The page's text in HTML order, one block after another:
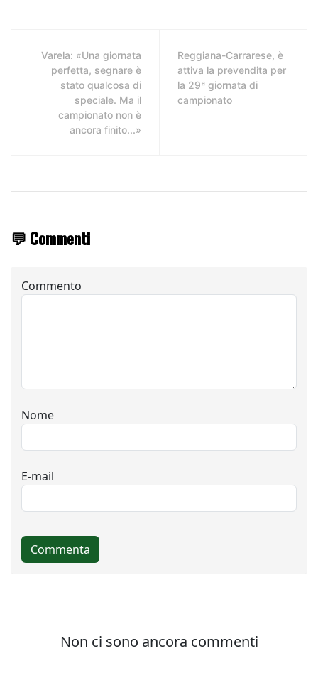
Varela: «Una giornata
perfetta, segnare è
stato qualcosa di
speciale. Ma il
campionato non è
ancora finito...»
Reggiana-Carrarese, è
attiva la prevendita per
la 29ª giornata di
campionato
💬 Commenti